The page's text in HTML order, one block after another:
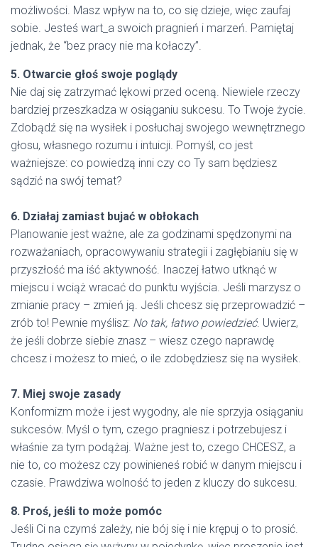
możliwości. Masz wpływ na to, co się dzieje, więc zaufaj
sobie. Jesteś wart_a swoich pragnień i marzeń. Pamiętaj
jednak, że “bez pracy nie ma kołaczy”.
5. Otwarcie głoś swoje poglądy
Nie daj się zatrzymać lękowi przed oceną. Niewiele rzeczy
bardziej przeszkadza w osiąganiu sukcesu. To Twoje życie.
Zdobądź się na wysiłek i posłuchaj swojego wewnętrznego
głosu, własnego rozumu i intuicji. Pomyśl, co jest
ważniejsze: co powiedzą inni czy co Ty sam będziesz
sądzić na swój temat?
6. Działaj zamiast bujać w obłokach
Planowanie jest ważne, ale za godzinami spędzonymi na
rozważaniach, opracowywaniu strategii i zagłębianiu się w
przyszłość ma iść aktywność. Inaczej łatwo utknąć w
miejscu i wciąż wracać do punktu wyjścia. Jeśli marzysz o
zmianie pracy – zmień ją. Jeśli chcesz się przeprowadzić –
zrób to! Pewnie myślisz: No tak, łatwo powiedzieć. Uwierz,
że jeśli dobrze siebie znasz – wiesz czego naprawdę
chcesz i możesz to mieć, o ile zdobędziesz się na wysiłek.
7. Miej swoje zasady
Konformizm może i jest wygodny, ale nie sprzyja osiąganiu
sukcesów. Myśl o tym, czego pragniesz i potrzebujesz i
właśnie za tym podążaj. Ważne jest to, czego CHCESZ, a
nie to, co możesz czy powinieneś robić w danym miejscu i
czasie. Prawdziwa wolność to jeden z kluczy do sukcesu.
8. Proś, jeśli to może pomóc
Jeśli Ci na czymś zależy, nie bój się i nie krępuj o to prosić.